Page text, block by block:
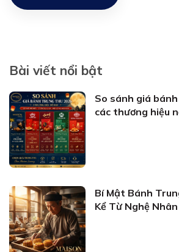
Bài viết nổi bật
So sánh giá
các thương hiệu
Bí Mật Bánh
Kể Từ Nghệ